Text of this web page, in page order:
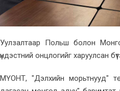
Уулзалтаар Польш болон
үндэстний онцлогийг харуулсан
МҮОНТ, "Дэлхийн морьтнууд"